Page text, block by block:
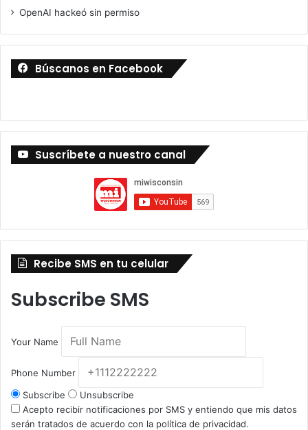
OpenAI hackeó sin permiso
Búscanos en Facebook
Suscríbete a nuestro canal
Recibe SMS en tu celular
Subscribe SMS
Your Name
Phone Number
Subscribe
Unsubscribe
Acepto recibir notificaciones por SMS y entiendo que mis datos
serán tratados de acuerdo con la política de privacidad.